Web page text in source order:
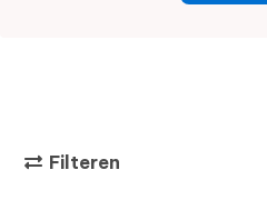
Filteren